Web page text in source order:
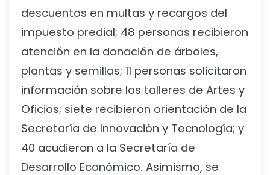
descuentos en multas y recargos del
impuesto predial; 48 personas recibieron
atención en la donación de árboles,
plantas y semillas; 11 personas solicitaron
información sobre los talleres de Artes y
Oficios; siete recibieron orientación de la
Secretaría de Innovación y Tecnología; y
40 acudieron a la Secretaría de
Desarrollo Económico. Asimismo, se